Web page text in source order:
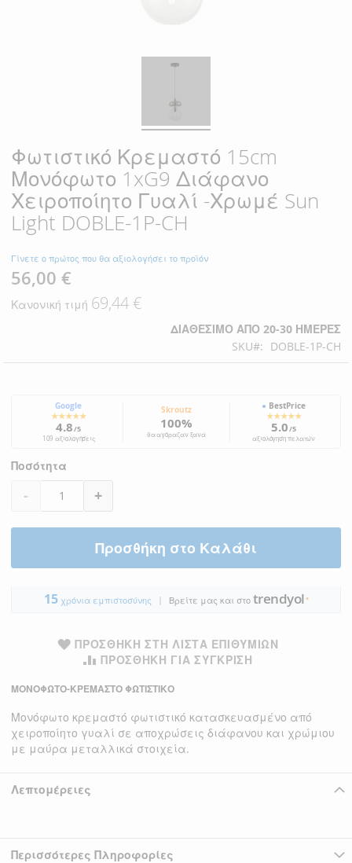
Φωτιστικό Κρεμαστό 15cm
Μονόφωτο 1xG9 Διάφανο
Χειροποίητο Γυαλί -Χρωμέ Sun
Light DOBLE-1P-CH
Γίνετε ο πρώτος που θα αξιολογήσει το προϊόν
Ειδική
Τιμή
56,00 €
Κανονική τιμή 69,44 €
ΔΙΑΘΈΣΙΜΟ ΑΠΌ 20-30 ΗΜΈΡΕΣ
SKU
DOBLE-1P-CH
Google
★★★★★
4.8/5
109 αξιολογήσεις
Skroutz
100%
θα αγόραζαν ξανά
● BestPrice
★★★★★
5.0/5
αξιολόγηση πελατών
Ποσότητα
- +
Προσθήκη στο Καλάθι
15χρόνια εμπιστοσύνης | Βρείτε μας και στο trendyol ●
ΠΡΟΣΘΉΚΗ ΣΤΗ ΛΊΣΤΑ ΕΠΙΘΥΜΙΏΝ
ΠΡΟΣΘΉΚΗ ΓΙΑ ΣΎΓΚΡΙΣΗ
ΜΟΝΟΦΩΤΟ-ΚΡΕΜΑΣΤΟ ΦΩΤΙΣΤΙΚΟ
Μονόφωτο κρεμαστό φωτιστικό κατασκευασμένο από
χειροποίητο γυαλί σε αποχρώσεις διάφανου και χρώμιου
με μαύρα μεταλλικά στοιχεία.
Λεπτομέρειες
Περισσότερες Πληροφορίες